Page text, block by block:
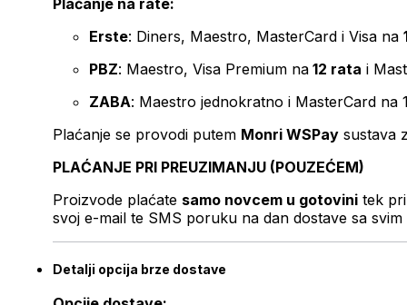
Plaćanje na rate:
Erste: Diners, Maestro, MasterCard i Visa na
PBZ: Maestro, Visa Premium na 12 rata i
ZABA: Maestro jednokratno i MasterCard na
Plaćanje se provodi putem Monri WSPay sustava
PLAĆANJE PRI PREUZIMANJU (POUZEĆEM)
Proizvode plaćate samo novcem u gotovini tek
svoj e-mail te SMS poruku na dan dostave sa svim
Detalji opcija brze dostave